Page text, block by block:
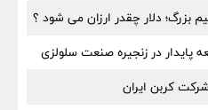
بزرگ؛ دلار چقدر ارزان می شود ؟
پایدار در زنجیره صنعت سلولزی